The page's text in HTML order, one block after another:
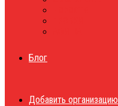
Блог
Добавить организацию